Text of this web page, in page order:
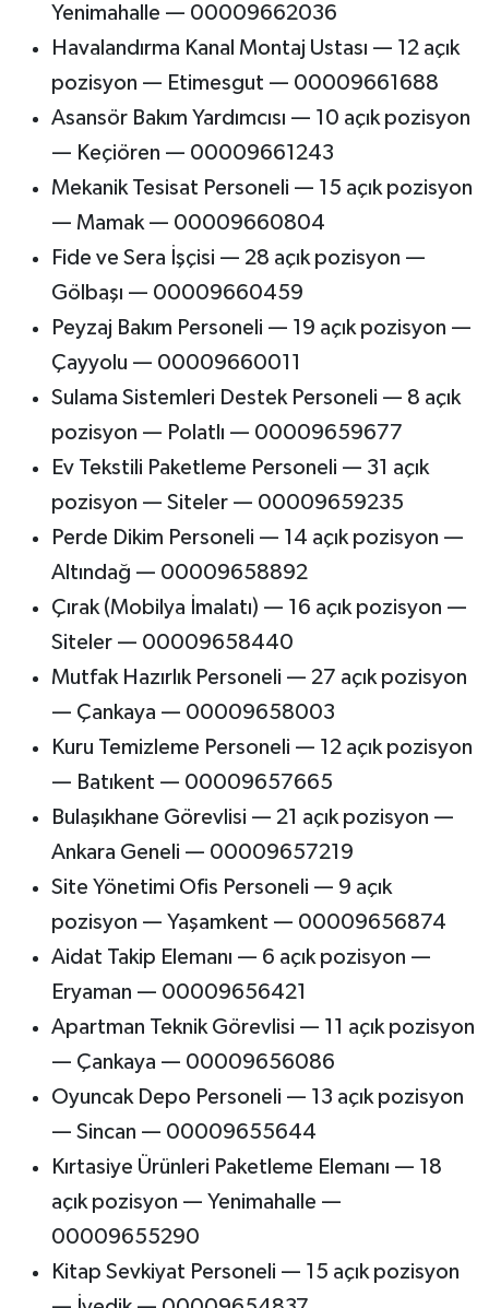
Yenimahalle — 00009662036
Havalandırma Kanal Montaj Ustası — 12 açık
pozisyon — Etimesgut — 00009661688
Asansör Bakım Yardımcısı — 10 açık pozisyon
— Keçiören — 00009661243
Mekanik Tesisat Personeli — 15 açık pozisyon
— Mamak — 00009660804
Fide ve Sera İşçisi — 28 açık pozisyon —
Gölbaşı — 00009660459
Peyzaj Bakım Personeli — 19 açık pozisyon —
Çayyolu — 00009660011
Sulama Sistemleri Destek Personeli — 8 açık
pozisyon — Polatlı — 00009659677
Ev Tekstili Paketleme Personeli — 31 açık
pozisyon — Siteler — 00009659235
Perde Dikim Personeli — 14 açık pozisyon —
Altındağ — 00009658892
Çırak (Mobilya İmalatı) — 16 açık pozisyon —
Siteler — 00009658440
Mutfak Hazırlık Personeli — 27 açık pozisyon
— Çankaya — 00009658003
Kuru Temizleme Personeli — 12 açık pozisyon
— Batıkent — 00009657665
Bulaşıkhane Görevlisi — 21 açık pozisyon —
Ankara Geneli — 00009657219
Site Yönetimi Ofis Personeli — 9 açık
pozisyon — Yaşamkent — 00009656874
Aidat Takip Elemanı — 6 açık pozisyon —
Eryaman — 00009656421
Apartman Teknik Görevlisi — 11 açık pozisyon
— Çankaya — 00009656086
Oyuncak Depo Personeli — 13 açık pozisyon
— Sincan — 00009655644
Kırtasiye Ürünleri Paketleme Elemanı — 18
açık pozisyon — Yenimahalle —
00009655290
Kitap Sevkiyat Personeli — 15 açık pozisyon